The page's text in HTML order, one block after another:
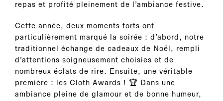
repas et profité pleinement de l’ambiance festive.
Cette année, deux moments forts ont
particulièrement marqué la soirée : d’abord, notre
traditionnel échange de cadeaux de Noël, rempli
d’attentions soigneusement choisies et de
nombreux éclats de rire. Ensuite, une véritable
première : les Cloth Awards ! 🏆 Dans une
ambiance pleine de glamour et de bonne humeur,